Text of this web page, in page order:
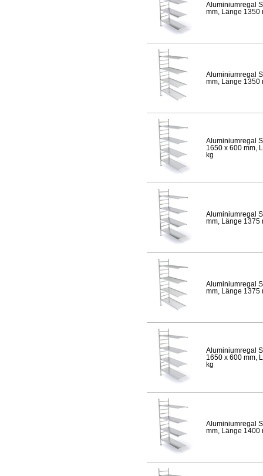
Aluminiumregal
mm, Länge 1350
Aluminiumregal
mm, Länge 1350
Aluminiumregal
1650 x 600 mm,
kg
Aluminiumregal
mm, Länge 1375
Aluminiumregal
mm, Länge 1375
Aluminiumregal
1650 x 600 mm,
kg
Aluminiumregal
mm, Länge 1400